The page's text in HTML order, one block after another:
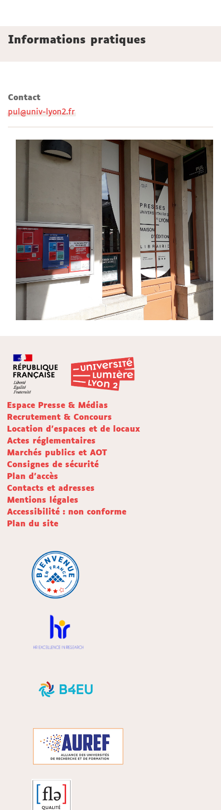
Informations pratiques
Contact
pul@univ-lyon2.fr
Espace Presse & Médias
Recrutement & Concours
Location d'espaces et de locaux
Actes réglementaires
Marchés publics et AOT
Consignes de sécurité
Plan d'accès
Contacts et adresses
Mentions légales
Accessibilité : non conforme
Plan du site